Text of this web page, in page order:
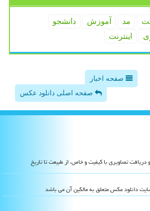
مد آموزش
دانشجو
اینترنت
صفحه اخبار
صفحه اصلی دانلود عکس
تصاویری با کیفیت و خاص، از طبیعت تا تاریخ